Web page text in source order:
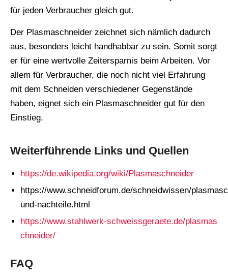
für jeden Verbraucher gleich gut.
Der Plasmaschneider zeichnet sich nämlich dadurch
aus, besonders leicht handhabbar zu sein. Somit sorgt
er für eine wertvolle Zeitersparnis beim Arbeiten. Vor
allem für Verbraucher, die noch nicht viel Erfahrung
mit dem Schneiden verschiedener Gegenstände
haben, eignet sich ein Plasmaschneider gut für den
Einstieg.
Weiterführende Links und Quellen
https://de.wikipedia.org/wiki/Plasmaschneider
https://www.schneidforum.de/schneidwissen/
und-nachteile.html
https://www.stahlwerk-schweissgeraete.de/plasmas
chneider/
FAQ